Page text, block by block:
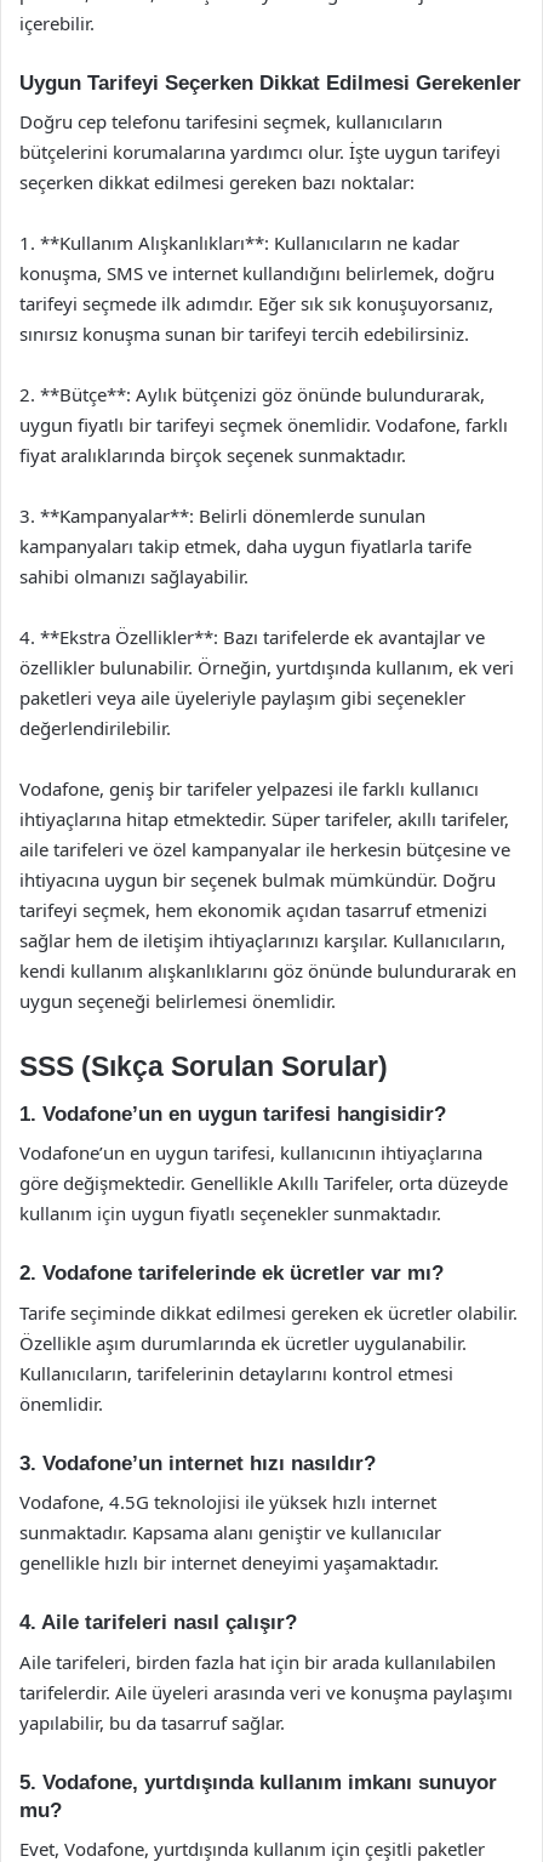
içerebilir.
Uygun Tarifeyi Seçerken Dikkat Edilmesi Gerekenler
Doğru cep telefonu tarifesini seçmek, kullanıcıların
bütçelerini korumalarına yardımcı olur. İşte uygun tarifeyi
seçerken dikkat edilmesi gereken bazı noktalar:
1. **Kullanım Alışkanlıkları**: Kullanıcıların ne kadar
konuşma, SMS ve internet kullandığını belirlemek, doğru
tarifeyi seçmede ilk adımdır. Eğer sık sık konuşuyorsanız,
sınırsız konuşma sunan bir tarifeyi tercih edebilirsiniz.
2. **Bütçe**: Aylık bütçenizi göz önünde bulundurarak,
uygun fiyatlı bir tarifeyi seçmek önemlidir. Vodafone, farklı
fiyat aralıklarında birçok seçenek sunmaktadır.
3. **Kampanyalar**: Belirli dönemlerde sunulan
kampanyaları takip etmek, daha uygun fiyatlarla tarife
sahibi olmanızı sağlayabilir.
4. **Ekstra Özellikler**: Bazı tarifelerde ek avantajlar ve
özellikler bulunabilir. Örneğin, yurtdışında kullanım, ek veri
paketleri veya aile üyeleriyle paylaşım gibi seçenekler
değerlendirilebilir.
Vodafone, geniş bir tarifeler yelpazesi ile farklı kullanıcı
ihtiyaçlarına hitap etmektedir. Süper tarifeler, akıllı tarifeler,
aile tarifeleri ve özel kampanyalar ile herkesin bütçesine ve
ihtiyacına uygun bir seçenek bulmak mümkündür. Doğru
tarifeyi seçmek, hem ekonomik açıdan tasarruf etmenizi
sağlar hem de iletişim ihtiyaçlarınızı karşılar. Kullanıcıların,
kendi kullanım alışkanlıklarını göz önünde bulundurarak en
uygun seçeneği belirlemesi önemlidir.
SSS (Sıkça Sorulan Sorular)
1. Vodafone’un en uygun tarifesi hangisidir?
Vodafone’un en uygun tarifesi, kullanıcının ihtiyaçlarına
göre değişmektedir. Genellikle Akıllı Tarifeler, orta düzeyde
kullanım için uygun fiyatlı seçenekler sunmaktadır.
2. Vodafone tarifelerinde ek ücretler var mı?
Tarife seçiminde dikkat edilmesi gereken ek ücretler olabilir.
Özellikle aşım durumlarında ek ücretler uygulanabilir.
Kullanıcıların, tarifelerinin detaylarını kontrol etmesi
önemlidir.
3. Vodafone’un internet hızı nasıldır?
Vodafone, 4.5G teknolojisi ile yüksek hızlı internet
sunmaktadır. Kapsama alanı geniştir ve kullanıcılar
genellikle hızlı bir internet deneyimi yaşamaktadır.
4. Aile tarifeleri nasıl çalışır?
Aile tarifeleri, birden fazla hat için bir arada kullanılabilen
tarifelerdir. Aile üyeleri arasında veri ve konuşma paylaşımı
yapılabilir, bu da tasarruf sağlar.
5. Vodafone, yurtdışında kullanım imkanı sunuyor
mu?
Evet, Vodafone, yurtdışında kullanım için çeşitli paketler